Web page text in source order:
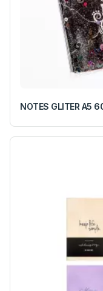
NOTES GLITER A5